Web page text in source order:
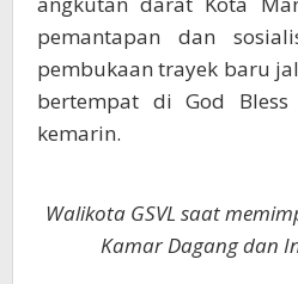
pemantapan dan
pembukaan trayek baru
bertempat di God Bless
kemarin.
Walikota GSVL saat
Kamar Dagang dan